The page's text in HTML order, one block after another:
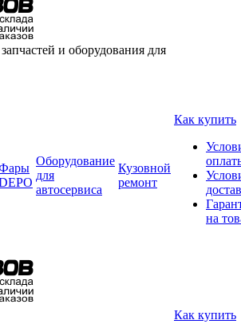
и оборудования для
Оборудование
для
автосервиса
Кузовной
ремонт
Как купить
на
Как купить